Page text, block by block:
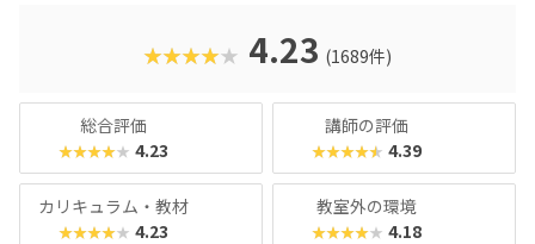
★★★★★ 4.23 (1689件)
総合評価
★★★★★ 4.23
講師の評価
★★★★★ 4.39
カリキュラム・教材
★★★★★ 4.23
教室外の環境
★★★★★ 4.18